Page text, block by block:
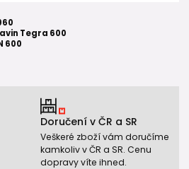
Tegra 600
600
Doručení v ČR a SR
Veškeré zboží vám doručíme
kamkoliv v ČR a SR. Cenu
dopravy víte ihned.